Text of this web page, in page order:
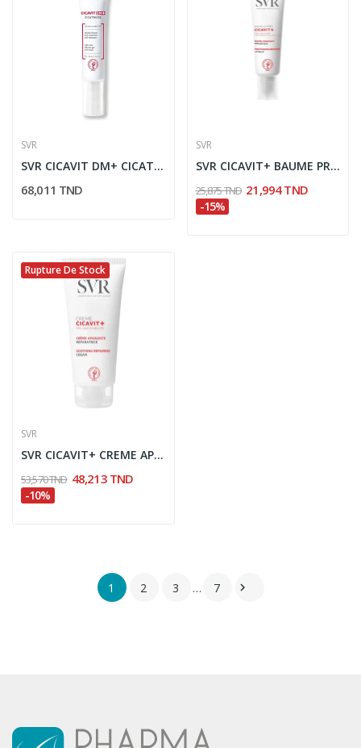
SVR
SVR CICAVIT DM+ CICATRICES 15GR
68,011 TND
SVR
SVR CICAVIT+ BAUME PROTECTEUR LEVRES 10G
25,875 TND 21,994 TND
-15%
Rupture De Stock
SVR
SVR CICAVIT+ CREME APAISANTE 100ML
53,570 TND 48,213 TND
-10%
1 2 3 … 7 